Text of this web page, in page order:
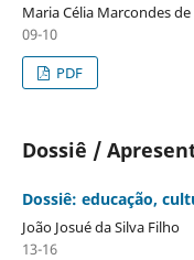
Maria Célia Marcondes
09-10
PDF
Dossiê /
Dossiê: educação,
João Josué da Silva Filho
13-16